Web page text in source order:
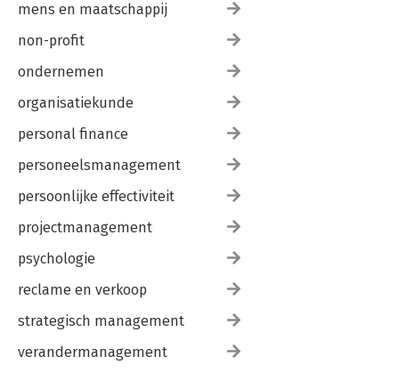
mens en maatschappij
non-profit
ondernemen
organisatiekunde
personal finance
personeelsmanagement
persoonlijke effectiviteit
projectmanagement
psychologie
reclame en verkoop
strategisch management
verandermanagement